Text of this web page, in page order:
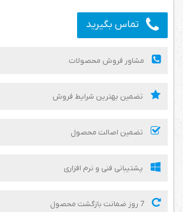
تماس بگیرید
مشاور فروش محصولات
تضمین بهترین شرایط فروش
تضمین اصالت محصول
پشتیبانی فنی و نرم افزاری